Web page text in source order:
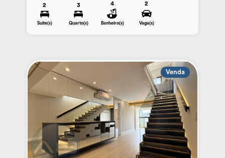
2
Suite(s)
3
Quarto(s)
4
Banheiro(s)
2
Vaga(s)
Venda